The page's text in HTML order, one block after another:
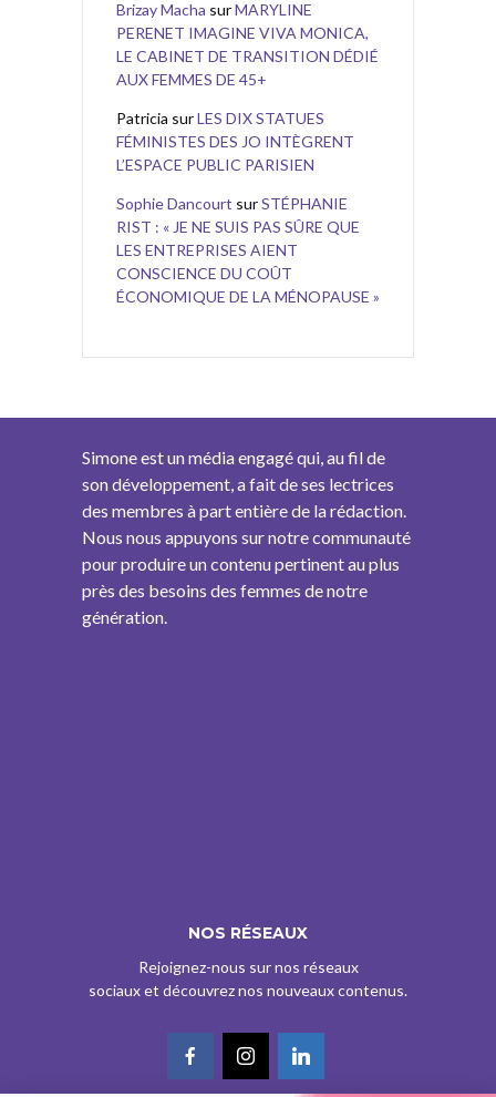
Brizay Macha surMARYLINE
PERENET IMAGINE VIVA MONICA,
LE CABINET DE TRANSITION DÉDIÉ
AUX FEMMES DE 45+
Patricia surLES DIX STATUES
FÉMINISTES DES JO INTÈGRENT
L’ESPACE PUBLIC PARISIEN
Sophie Dancourt surSTÉPHANIE
RIST : « JE NE SUIS PAS SÛRE QUE
LES ENTREPRISES AIENT
CONSCIENCE DU COÛT
ÉCONOMIQUE DE LA MÉNOPAUSE »
Simone est un média engagé qui, au fil de
son développement, a fait de ses lectrices
des membres à part entière de la rédaction.
Nous nous appuyons sur notre communauté
pour produire un contenu pertinent au plus
près des besoins des femmes de notre
génération.
NOS RÉSEAUX
Rejoignez-nous sur nos réseaux
sociaux et découvrez nos nouveaux contenus.